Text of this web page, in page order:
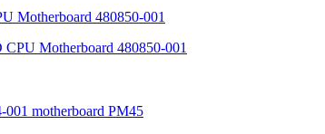
Motherboard 480850-001